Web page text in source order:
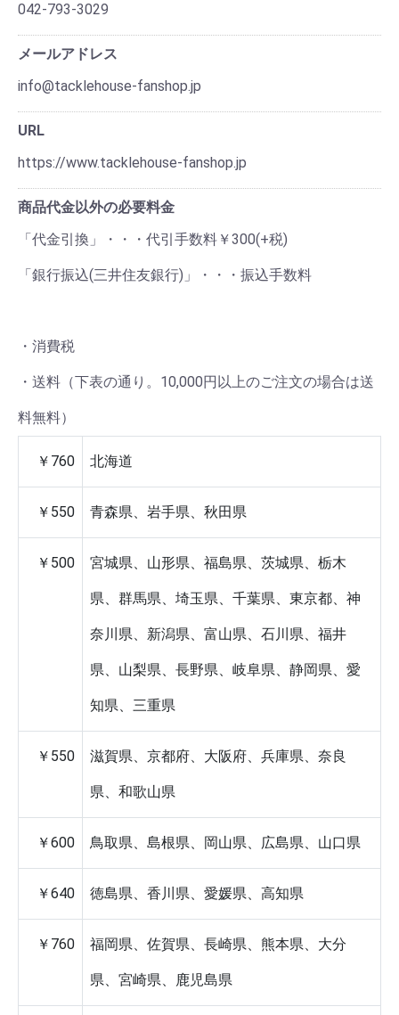
042-793-3029
メールアドレス
info@tacklehouse-fanshop.jp
URL
https://www.tacklehouse-fanshop.jp
商品代金以外の必要料金
「代金引換」・・・代引手数料￥300(+税)
「銀行振込(三井住友銀行)」・・・振込手数料
・消費税
・送料（下表の通り。10,000円以上のご注文の場合は送
料無料）
￥760 北海道
￥550 青森県、岩手県、秋田県
￥500 宮城県、山形県、福島県、茨城県、栃木
県、群馬県、埼玉県、千葉県、東京都、神
奈川県、新潟県、富山県、石川県、福井
県、山梨県、長野県、岐阜県、静岡県、愛
知県、三重県
￥550 滋賀県、京都府、大阪府、兵庫県、奈良
県、和歌山県
￥600 鳥取県、島根県、岡山県、広島県、山口県
￥640 徳島県、香川県、愛媛県、高知県
￥760 福岡県、佐賀県、長崎県、熊本県、大分
県、宮崎県、鹿児島県